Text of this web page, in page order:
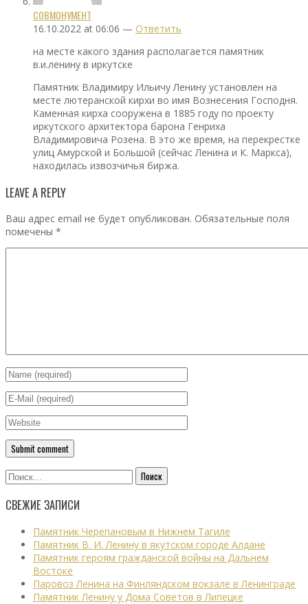
СОВМОНУМЕНТ
16.10.2022 at 06:06 — Ответить
на месте какого здания располагается памятник
в.и.ленину в иркутске
Памятник Владимиру Ильичу Ленину установлен на
месте лютеранской кирхи во имя Вознесения Господня.
Каменная кирха сооружена в 1885 году по проекту
иркутского архитектора барона Генриха
Владимировича Розена. В это же время, на перекрестке
улиц Амурской и Большой (сейчас Ленина и К. Маркса),
находилась извозчичья биржа.
LEAVE A REPLY
Ваш адрес email не будет опубликован. Обязательные поля
помечены *
Найти:
СВЕЖИЕ ЗАПИСИ
Памятник Черепановым в Нижнем Тагиле
Памятник В. И. Ленину в якутском городе Алдане
Памятник героям гражданской войны на Дальнем
Востоке
Паровоз Ленина на Финляндском вокзале в Ленинграде
Памятник Ленину у Дома Советов в Липецке